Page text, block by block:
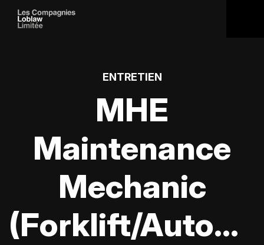
ENTRETIEN
MHE
Maintenance
Mechanic
(Forklift/Automotive)